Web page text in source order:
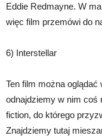
Eddie Redmayne. W
więc film przemówi do
6) Interstellar
Ten film można
odnajdziemy w nim coś
fiction, do którego
Znajdziemy tutaj